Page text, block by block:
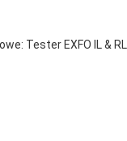
Tester EXFO IL &